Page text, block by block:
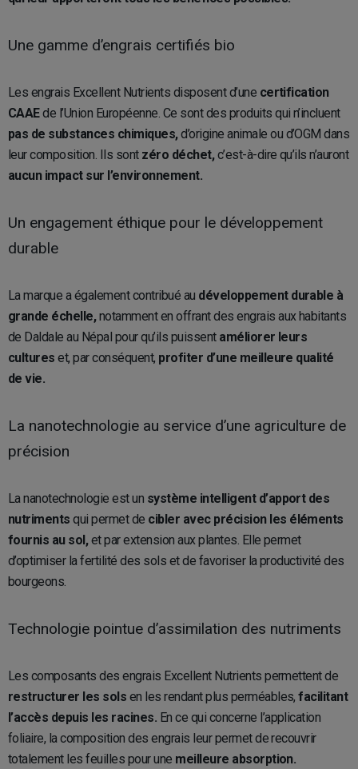
Une gamme d’engrais certifiés bio
Les engrais Excellent Nutrients disposent d’une certification
CAAEde l’Union Européenne. Ce sont des produits qui n’incluent
pas de substances chimiques,d’origine animale ou d’OGM dans
leur composition. Ils sontzéro déchet,c’est-à-dire qu’ils n’auront
aucun impact sur l’environnement.
Un engagement éthique pour le développement
durable
La marque a également contribué au développement durable à
grande échelle,notamment en offrant des engrais aux habitants
de Daldale au Népal pour qu’ils puissentaméliorer leurs
cultures et, par conséquent, profiter d’une meilleure qualité
de vie.
La nanotechnologie au service d’une agriculture de
précision
La nanotechnologie est un système intelligent d’apport des
nutriments qui permet de cibler avec précision les éléments
fournis au sol,et par extension aux plantes. Elle permet
d’optimiser la fertilité des sols et de favoriser la productivité des
bourgeons.
Technologie pointue d’assimilation des nutriments
Les composants des engrais Excellent Nutrients permettent de
restructurer les sols en les rendant plus perméables,facilitant
l’accès depuis les racines. En ce qui concerne l’application
foliaire, la composition des engrais leur permet de recouvrir
totalement les feuilles pour une meilleure absorption.